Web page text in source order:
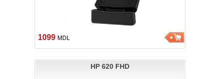
1099 MDL
HP 620 FHD